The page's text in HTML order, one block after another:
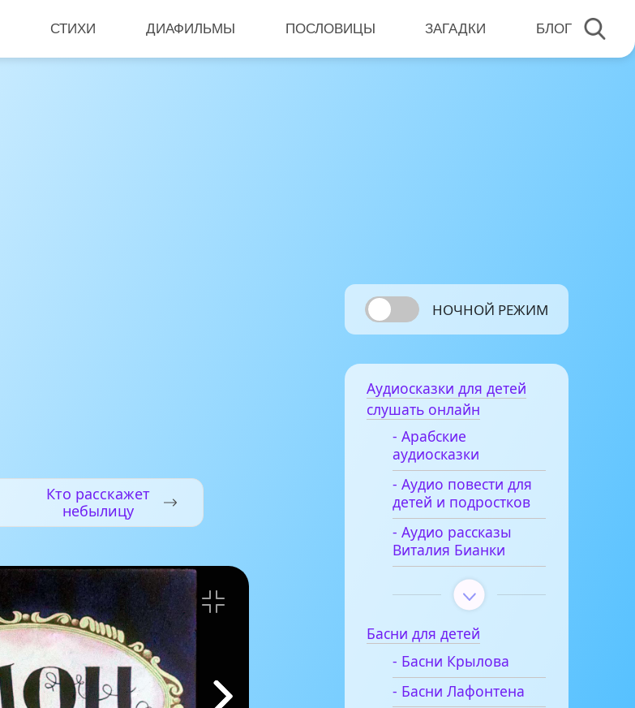
СТИХИ ДИАФИЛЬМЫ ПОСЛОВИЦЫ ЗАГАДКИ БЛОГ
Кто расскажет
небылицу
НОЧНОЙ РЕЖИМ
Аудиосказки для детей
слушать онлайн
- Арабские
аудиосказки
- Аудио повести для
детей и подростков
- Аудио рассказы
Виталия Бианки
Басни для детей
- Басни Крылова
- Басни Лафонтена